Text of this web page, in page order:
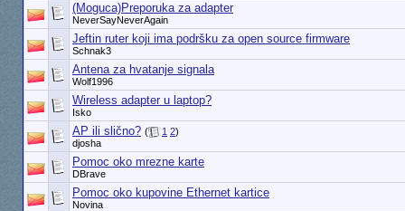
(Moguca)Preporuka za adapter
NeverSayNeverAgain
Jeftin ruter koji ima podršku za open source firmware
Schnak3
Antena za hvatanje signala
Wolf1996
Wireless adapter u laptop?
Isko
AP ili slično? ( 1 2)
djosha
Pomoc oko mrezne karte
DBrave
Pomoc oko kupovine Ethernet kartice
Novina